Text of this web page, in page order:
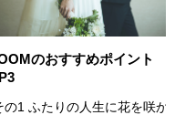
のおすすめポイント
1 ふたりの人生に花を咲か